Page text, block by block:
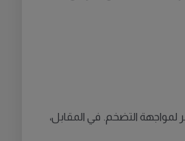
لمواجهة التضخم. في المقابل،